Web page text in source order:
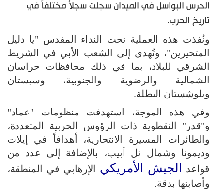
الحرس البواسل في الميدان سجلت سجلاً مختلفاً في
تاريخ الحرب.
ونُفذت هذه العملية تحت النداء المقدس "يا دليل
المتحيرين"، وتُهدى إلى الشعب الأبي في الشريط
الشرقي للبلاد، بما في ذلك محافظات خراسان
الشمالية والرضوية والجنوبية، وسيستان
وبلوشستان البطلة.
وفي هذه الموجة، استهدفت منظومات "عماد"
و"قدر" النقطوية ذات الرؤوس الحربية المتعددة،
والطائرات المسيرة الانتحارية، أهدافاً في إيلات
وديمونا وشمال تل أبيب، بالإضافة إلى عدد من
قواعد
الجيش الأمريكي الإرهابي في المنطقة،
وأصابتها بدقة.